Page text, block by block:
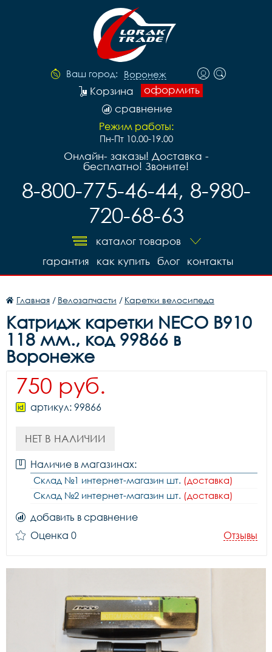
Ваш город: Воронеж
оформить
Корзина
сравнение
Режим работы:
Пн-Пт 10.00-19.00
Онлайн- заказы! Доставка -
бесплатно! Звоните!
8-800-775-46-44, 8-980-
720-68-63
каталог товаров
контакты
блог
как купить
гарантия
Главная / Велозапчасти / Каретки велосипеда
Катридж каретки NECO B910
118 мм., код 99866 в
Воронеже
750 руб.
артикул: 99866
НЕТ В НАЛИЧИИ
Наличие в магазинах:
Склад №1 интернет-магазин шт. (доставка)
Склад №2 интернет-магазин шт. (доставка)
добавить в сравнение
Оценка 0
Отзывы